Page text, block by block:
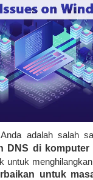
adalah salah
DNS di komputer
untuk
untuk